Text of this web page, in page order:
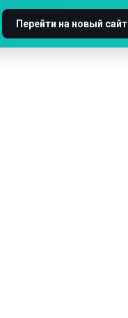
Перейти на новый сайт